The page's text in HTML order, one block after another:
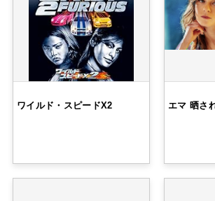
ワイルド・スピードX2 エマ 晒さ